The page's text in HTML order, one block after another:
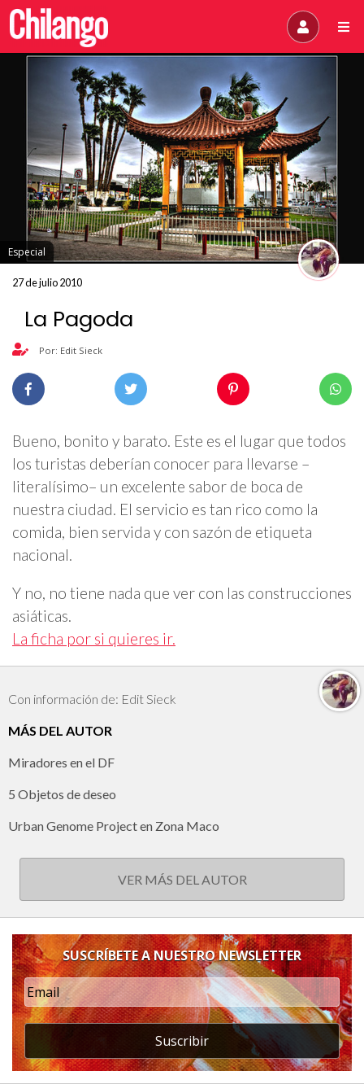
Especial
27 de julio 2010
La Pagoda
Por: Edit Sieck
Bueno, bonito y barato. Este es el lugar que todos
los turistas deberían conocer para llevarse –
literalísimo– un excelente sabor de boca de
nuestra ciudad. El servicio es tan rico como la
comida, bien servida y con sazón de etiqueta
nacional.
Y no, no tiene nada que ver con las construcciones
asiáticas.
La ficha por si quieres ir.
Con información de: Edit Sieck
MÁS DEL AUTOR
Miradores en el DF
5 Objetos de deseo
Urban Genome Project en Zona Maco
VER MÁS DEL AUTOR
SUSCRÍBETE A NUESTRO NEWSLETTER
Suscribir